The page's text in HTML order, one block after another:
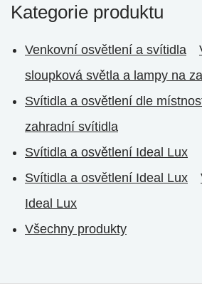
Kategorie produktu
Venkovní osvětlení a svítidla
sloupková světla a lampy na
Svítidla a osvětlení dle
zahradní svítidla
Svítidla a osvětlení Ideal Lux
Svítidla a osvětlení Ideal Lux
Ideal Lux
Všechny produkty